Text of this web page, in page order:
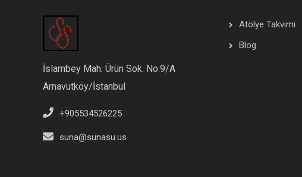
İslambey Mah. Ürün Sok. No:9/A
Arnavutköy/İstanbul
+905534526225
suna@sunasu.us
Atölye Takvimi
Blog